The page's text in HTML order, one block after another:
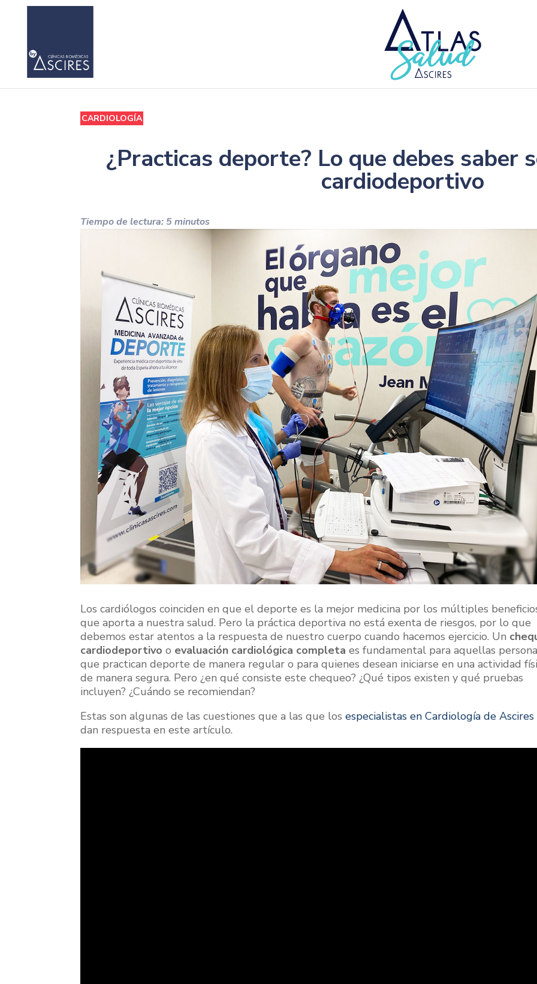
CARDIOLOGÍA
¿Practicas deporte? Lo que debes saber
cardiodeportivo
Tiempo de lectura: 5minutos
Los cardiólogos coinciden en que el deporte es la mejor medicina por los múltiples
que aporta a nuestra salud. Pero la práctica deportiva no está exenta de riesgos, por lo que
debemos estar atentos a la respuesta de nuestro cuerpo cuando hacemos ejercicio. Un
cardiodeportivo o evaluación cardiológica completa es fundamental para aquellas
que practican deporte de manera regular o para quienes desean iniciarse en una actividad
de manera segura. Pero ¿en qué consiste este chequeo? ¿Qué tipos existen y qué pruebas
incluyen? ¿Cuándo se recomiendan?
Estas son algunas de las cuestiones que a las que losespecialistas en Cardiología de Ascires
dan respuesta en este artículo.